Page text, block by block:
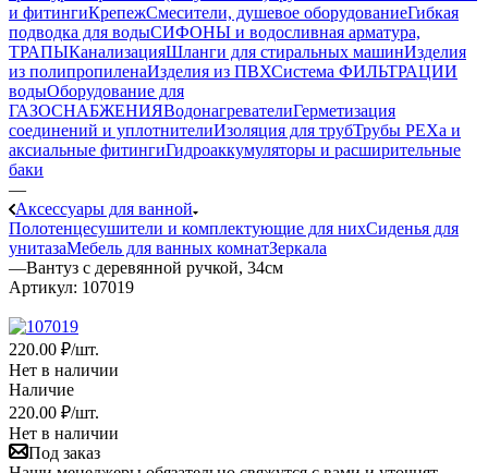
и фитингиКрепежСмесители, душевое оборудованиеГибкая
подводка для водыСИФОНЫ и водосливная арматура,
ТРАПЫКанализацияШланги для стиральных машинИзделия
из полипропиленаИзделия из ПВХСистема ФИЛЬТРАЦИИ
водыОборудование для
ГАЗОСНАБЖЕНИЯВодонагревателиГерметизация
соединений и уплотнителиИзоляция для трубТрубы PEXa и
аксиальные фитингиГидроаккумуляторы и расширительные
баки
—
Аксессуары для ванной
Полотенцесушители и комплектующие для нихСиденья для
унитазаМебель для ванных комнатЗеркала
—Вантуз с деревянной ручкой, 34см
Артикул: 107019
220.00 ₽/шт.
Нет в наличии
Наличие
220.00 ₽/шт.
Нет в наличии
Под заказ